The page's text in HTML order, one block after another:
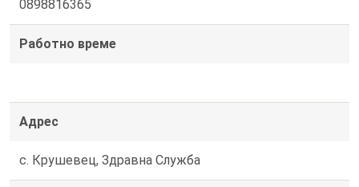
0898816365
Работно време
Адрес
с. Крушевец, Здравна Служба